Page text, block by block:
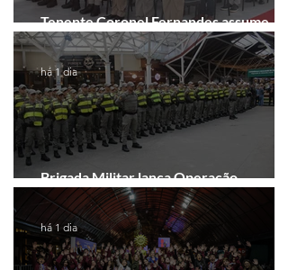
Tenente Coronel Fernandes assume
comando do 41º BPM em Gramado
Brigada Militar lança Operação
Convergência na Região das Hortênsias
há 1 dia
há 1 dia